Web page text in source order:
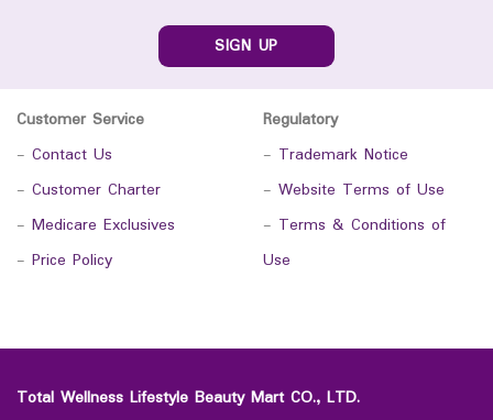
SIGN UP
Customer Service
- Contact Us
- Customer Charter
- Medicare Exclusives
- Price Policy
Regulatory
- Trademark Notice
- Website Terms of Use
- Terms & Conditions of
Use
Total Wellness Lifestyle Beauty Mart CO., LTD.